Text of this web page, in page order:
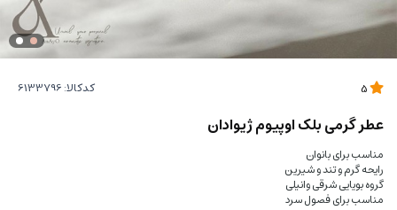
کدکالا:
عطر گرمی بلک اوپیوم ژیوادان
مناسب برای بانوان
رایحه گرم و تند و شیرین
گروه بویایی شرقی وانیلی
مناسب برای فصول سرد